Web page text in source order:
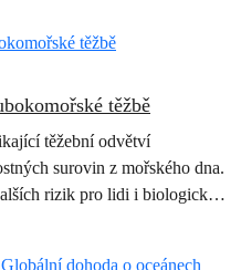
těžbě
těžební odvětví
surovin z mořského dna.
rizik pro lidi i biologickou